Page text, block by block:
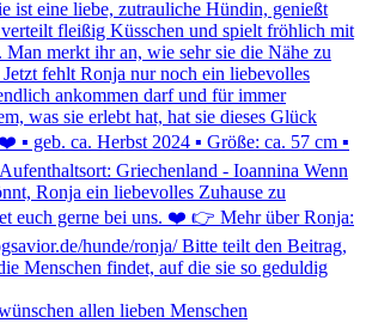
allen lieben Menschen